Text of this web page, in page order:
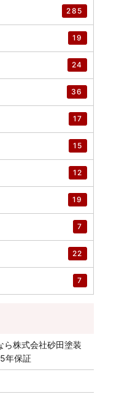
285
19
24
36
17
15
12
19
7
22
7
ら株式会社砂田塗装
年保証